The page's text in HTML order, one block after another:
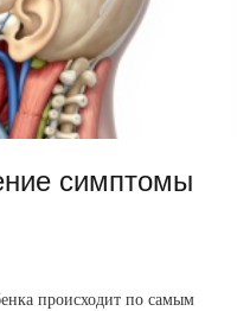
симптомы
происходит по самым